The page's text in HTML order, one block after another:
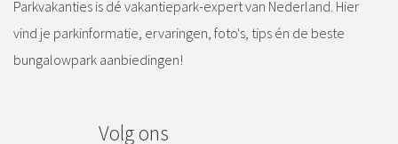
Parkvakanties is dé vakantiepark-expert van Nederland. Hier
vind je parkinformatie, ervaringen, foto's, tips én de beste
bungalowpark aanbiedingen!
Volg ons